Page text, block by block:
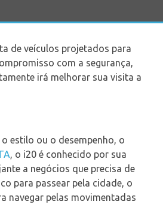
de veículos projetados para
com a segurança,
irá melhorar sua visita a
estilo ou o desempenho, o
, o i20 é conhecido por sua
a negócios que precisa de
para passear pela cidade, o
navegar pelas movimentadas